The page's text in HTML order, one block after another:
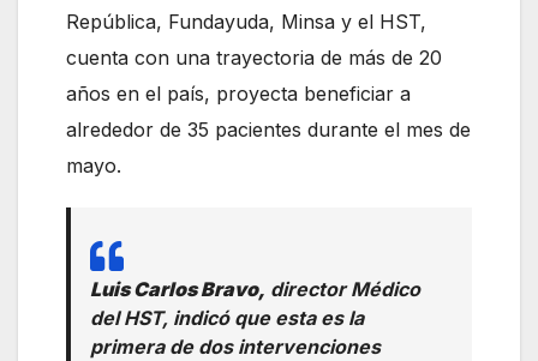
República, Fundayuda, Minsa y el HST,
cuenta con una trayectoria de más de 20
años en el país, proyecta beneficiar a
alrededor de 35 pacientes durante el mes de
mayo.
Luis Carlos Bravo, director Médico
del HST, indicó que esta es la
primera de dos intervenciones